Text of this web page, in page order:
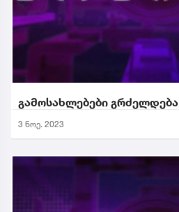
გამოსახლებები გრძელდება
3 ნოე. 2023